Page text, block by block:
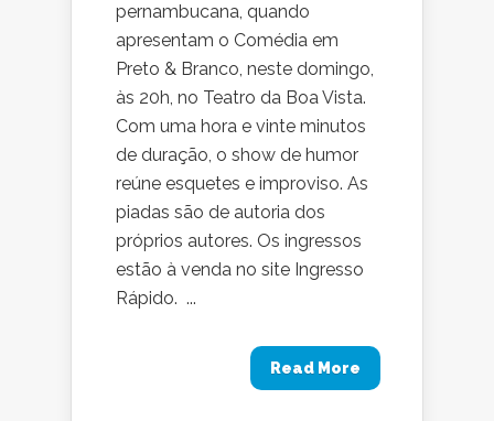
pernambucana, quando
apresentam o Comédia em
Preto & Branco, neste domingo,
às 20h, no Teatro da Boa Vista.
Com uma hora e vinte minutos
de duração, o show de humor
reúne esquetes e improviso. As
piadas são de autoria dos
próprios autores. Os ingressos
estão à venda no site Ingresso
Rápido. ...
Read More